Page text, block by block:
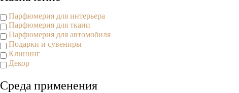
Парфюмерия для интерьера
Парфюмерия для ткани
Парфюмерия для автомобиля
Подарки и сувениры
Клининг
Декор
Среда применения